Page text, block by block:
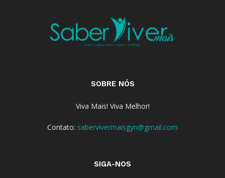
SOBRE NÓS
Viva Mais! Viva Melhor!
Contato: sabervivermaisgyn@gmail.com
SIGA-NOS